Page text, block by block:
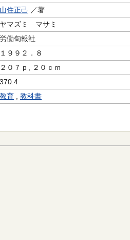
山住正己 ／著
ヤマズミ マサミ
労働旬報社
１９９２．８
２０７ｐ, ２０ｃｍ
370.4
教育 教科書